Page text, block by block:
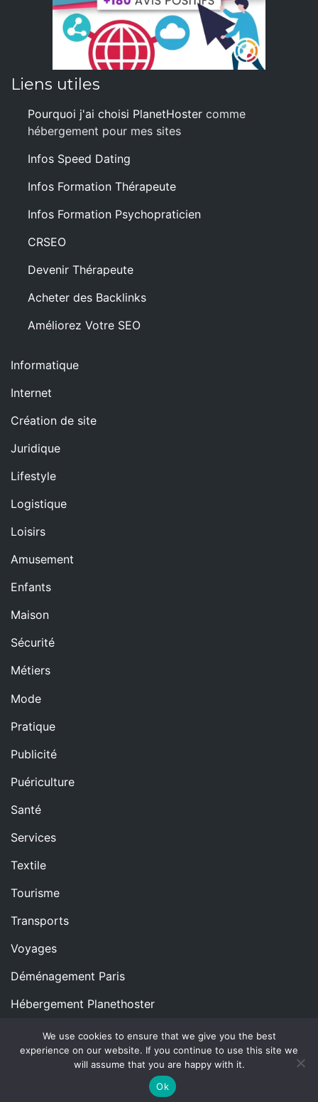
Liens utiles
Pourquoi j'ai choisi PlanetHoster comme
hébergement pour mes sites
Infos Speed Dating
Infos Formation Thérapeute
Infos Formation Psychopraticien
CRSEO
Devenir Thérapeute
Acheter des Backlinks
Améliorez Votre SEO
Informatique
Internet
Création de site
Juridique
Lifestyle
Logistique
Loisirs
Amusement
Enfants
Maison
Sécurité
Métiers
Mode
Pratique
Publicité
Puériculture
Santé
Services
Textile
Tourisme
Transports
Voyages
Déménagement Paris
Hébergement Planethoster
Copyright © All rights reserved. Proudly powered by
Theme: Blog Nano by
We use cookies to ensure that we give you the best
experience on our website. If you continue to use this site we
will assume that you are happy with it.
Ok